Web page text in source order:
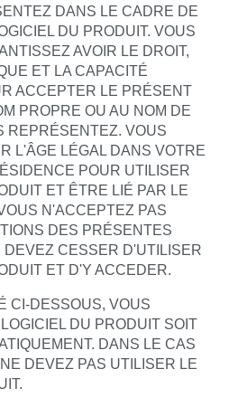
DANS LE CADRE DE
DU PRODUIT. VOUS
AVOIR LE DROIT,
ET LA CAPACITÉ
ACCEPTER LE PRÉSENT
PROPRE OU AU NOM DE
REPRÉSENTEZ. VOUS
L'ÂGE LÉGAL DANS VOTRE
POUR UTILISER
ET ÊTRE LIÉ PAR LE
N'ACCEPTEZ PAS
DES PRÉSENTES
CESSER D'UTILISER
ET D'Y ACCEDER.
CI-DESSOUS, VOUS
DU PRODUIT SOIT
DANS LE CAS
DEVEZ PAS UTILISER LE